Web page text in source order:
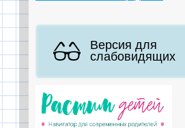
Версия для
слабовидящих